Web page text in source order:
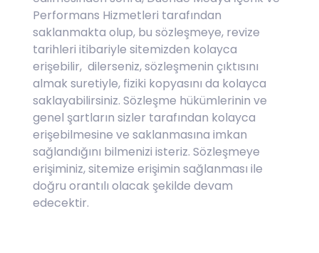
Performans Hizmetleri tarafından
saklanmakta olup, bu sözleşmeye, revize
tarihleri itibariyle sitemizden kolayca
erişebilir, dilerseniz, sözleşmenin çıktısını
almak suretiyle, fiziki kopyasını da kolayca
saklayabilirsiniz. Sözleşme hükümlerinin ve
genel şartların sizler tarafından kolayca
erişebilmesine ve saklanmasına imkan
sağlandığını bilmenizi isteriz. Sözleşmeye
erişiminiz, sitemize erişimin sağlanması ile
doğru orantılı olacak şekilde devam
edecektir.